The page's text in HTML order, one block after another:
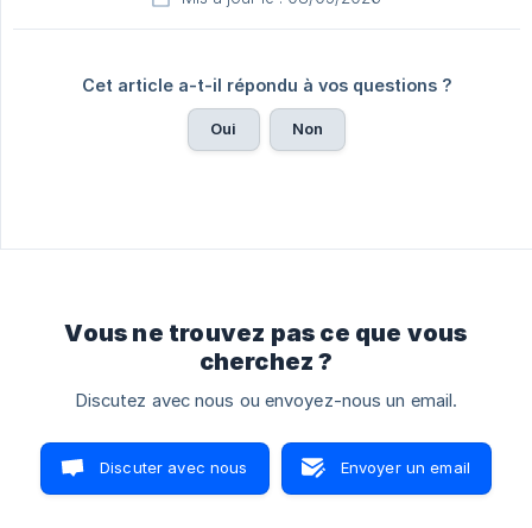
Cet article a-t-il répondu à vos questions ?
Oui Non
Vous ne trouvez pas ce que vous
cherchez ?
Discutez avec nous ou envoyez-nous un email.
Discuter avec nous Envoyer un email